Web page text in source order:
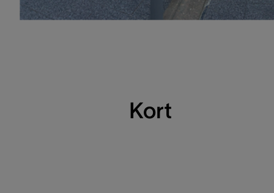
Kort